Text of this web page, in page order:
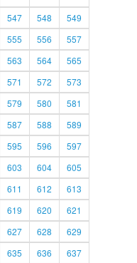
547 548
549
555 556
557
563 564
565
571 572
573
579 580
581
587 588
589
595 596
597
603 604
605
611 612
613
619 620
621
627 628
629
635 636
637